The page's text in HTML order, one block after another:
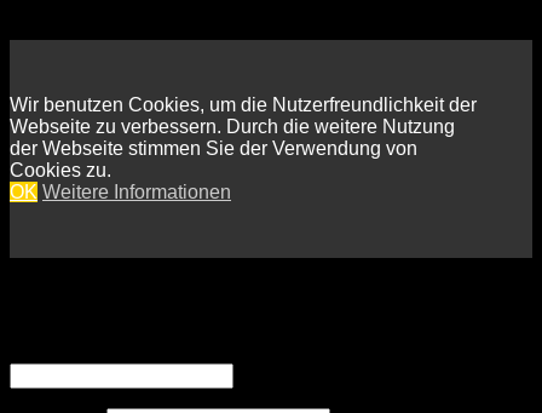
Wir benutzen Cookies, um die Nutzerfreundlichkeit der
Webseite zu verbessern. Durch die weitere Nutzung
der Webseite stimmen Sie der Verwendung von
Cookies zu.
OK Weitere Informationen